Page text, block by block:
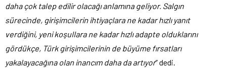
daha çok talep edilir olacağı anlamına geliyor. Salgın
sürecinde, girişimcilerin ihtiyaçlara ne kadar hızlı yanıt
verdiğini, yeni koşullara ne kadar hızlı adapte olduklarını
gördükçe, Türk girişimcilerinin de büyüme fırsatları
yakalayacağına olan inancım daha da artıyor” dedi.